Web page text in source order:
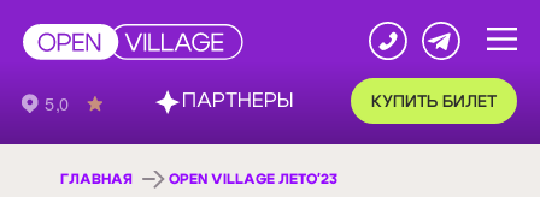
КУПИТЬ БИЛЕТ
ГЛАВНАЯ OPEN VILLAGE ЛЕТО'23